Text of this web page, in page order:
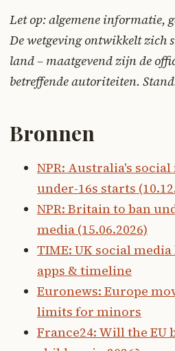
Let op: algemene informatie,
De wetgeving ontwikkelt zich
land – maatgevend zijn de
betreffende autoriteiten.
Bronnen
NPR: Australia's
under-16s starts
NPR: Britain to ban
media (15.06.2026)
TIME: UK social
apps & timeline
Euronews: Europe
limits for minors
France24: Will the EU